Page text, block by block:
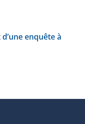
enquête à